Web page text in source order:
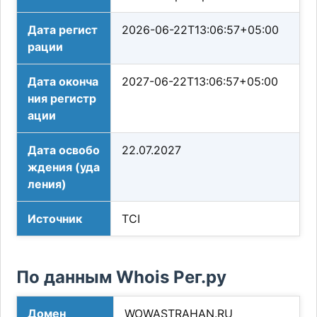
Дата регист
рации
2026-06-22T13:06:57+05:00
Дата оконча
ния регистр
ации
2027-06-22T13:06:57+05:00
Дата освобо
ждения (уда
ления)
22.07.2027
Источник TCI
По данным Whois Рег.ру
Домен WOWASTRAHAN.RU